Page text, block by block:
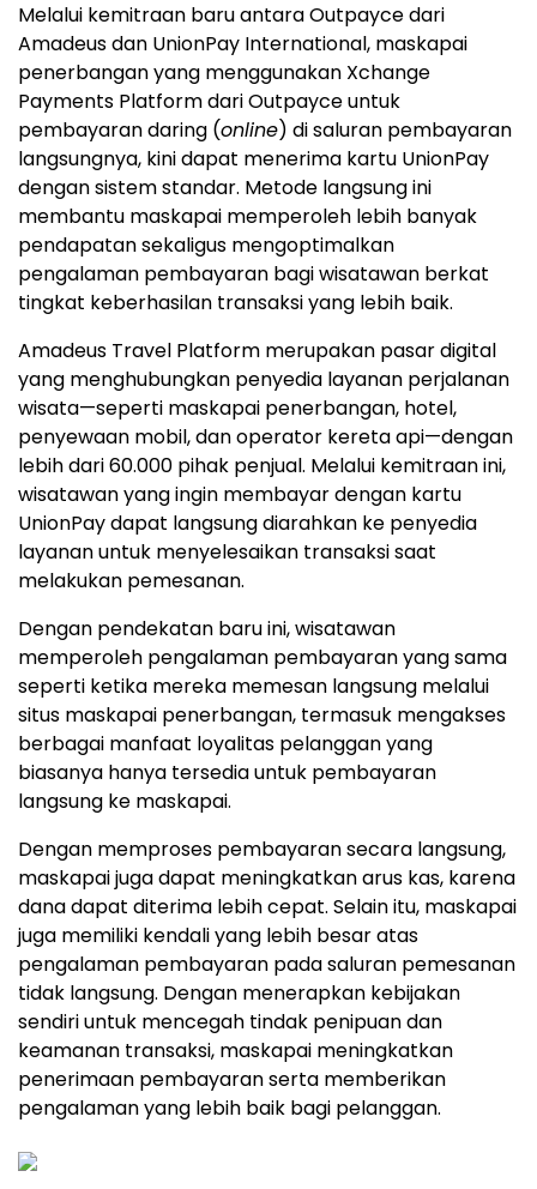
Melalui kemitraan baru antara Outpayce dari
Amadeus dan UnionPay International, maskapai
penerbangan yang menggunakan Xchange
Payments Platform dari Outpayce untuk
pembayaran daring (online) di saluran pembayaran
langsungnya, kini dapat menerima kartu UnionPay
dengan sistem standar. Metode langsung ini
membantu maskapai memperoleh lebih banyak
pendapatan sekaligus mengoptimalkan
pengalaman pembayaran bagi wisatawan berkat
tingkat keberhasilan transaksi yang lebih baik.
Amadeus Travel Platform merupakan pasar digital
yang menghubungkan penyedia layanan perjalanan
wisata—seperti maskapai penerbangan, hotel,
penyewaan mobil, dan operator kereta api—dengan
lebih dari 60.000 pihak penjual. Melalui kemitraan ini,
wisatawan yang ingin membayar dengan kartu
UnionPay dapat langsung diarahkan ke penyedia
layanan untuk menyelesaikan transaksi saat
melakukan pemesanan.
Dengan pendekatan baru ini, wisatawan
memperoleh pengalaman pembayaran yang sama
seperti ketika mereka memesan langsung melalui
situs maskapai penerbangan, termasuk mengakses
berbagai manfaat loyalitas pelanggan yang
biasanya hanya tersedia untuk pembayaran
langsung ke maskapai.
Dengan memproses pembayaran secara langsung,
maskapai juga dapat meningkatkan arus kas, karena
dana dapat diterima lebih cepat. Selain itu, maskapai
juga memiliki kendali yang lebih besar atas
pengalaman pembayaran pada saluran pemesanan
tidak langsung. Dengan menerapkan kebijakan
sendiri untuk mencegah tindak penipuan dan
keamanan transaksi, maskapai meningkatkan
penerimaan pembayaran serta memberikan
pengalaman yang lebih baik bagi pelanggan.